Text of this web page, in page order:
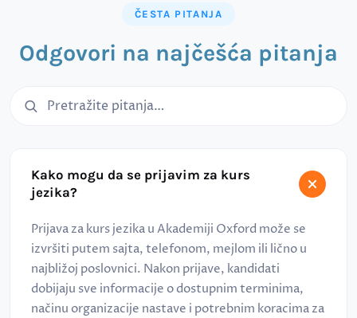
ČESTA PITANJA
Odgovori na najčešća pitanja
Kako mogu da se prijavim za kurs
jezika?
Prijava za kurs jezika u Akademiji Oxford može se
izvršiti putem sajta, telefonom, mejlom ili lično u
najbližoj poslovnici. Nakon prijave, kandidati
dobijaju sve informacije o dostupnim terminima,
načinu organizacije nastave i potrebnim koracima za